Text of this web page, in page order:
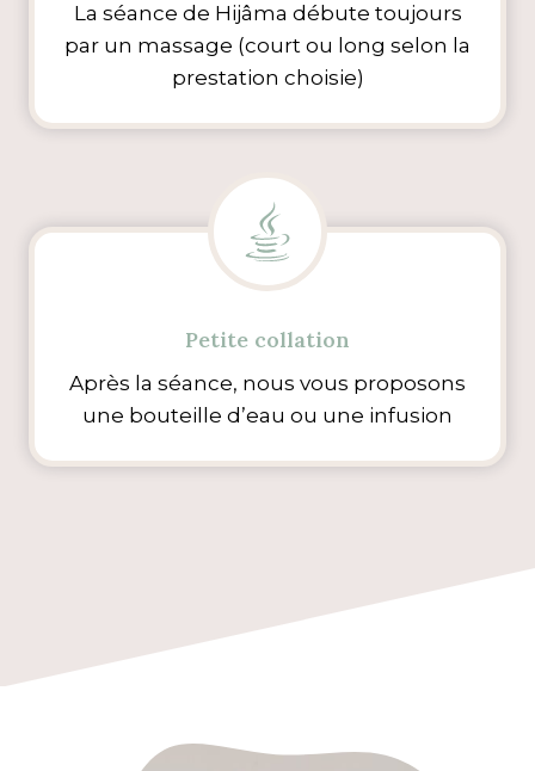
La séance de Hijâma débute toujours
par un massage (court ou long selon la
prestation choisie)
Petite collation
Après la séance, nous vous proposons
une bouteille d’eau ou une infusion